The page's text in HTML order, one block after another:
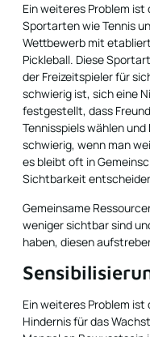
Ein weiteres Problem
Sportarten wie Tennis
Wettbewerb mit
Pickleball. Diese
der Freizeitspieler für
schwierig ist, sich eine
festgestellt, dass
Tennisspiels wählen
schwierig, wenn man
es bleibt oft in
Sichtbarkeit
Gemeinsame
weniger sichtbar sind
haben, diesen
Ein weiteres Problem
Hindernis für das